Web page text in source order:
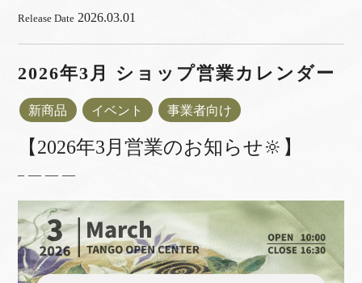
Release Date 2026.03.01
2026年3月 ショップ営業カレンダー
新商品 イベント 事業者向け
【2026年3月営業のお知らせ🔆】
– — — —